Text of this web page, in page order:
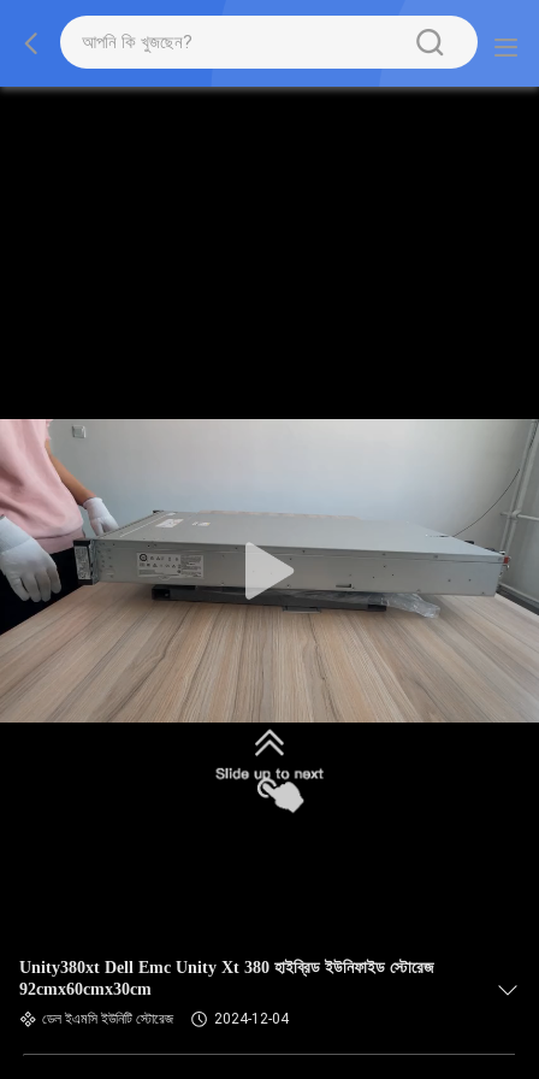
Unity380xt Dell Emc Unity Xt 380 হাইব্রিড ইউনিফাইড স্টোরেজ
92cmx60cmx30cm
ডেল ইএমসি ইউনিটি স্টোরেজ 2024-12-04